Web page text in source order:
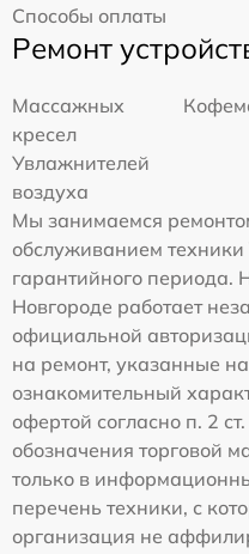
Способы оплаты
Ремонт
Массажных
кресел
Увлажнителей
воздуха
Мы занимаемся
обслуживанием
гарантийного
Новгороде работает
официальной
на ремонт, указанные
ознакомительный
офертой согласно п. 2
обозначения торговой
только в
перечень техники, с
организация не